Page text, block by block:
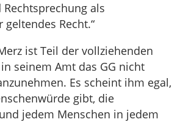
Rechtsprechung als
Recht.“
ist Teil der vollziehenden
seinem Amt das GG nicht
Es scheint ihm egal,
gibt, die
jedem Menschen in jedem